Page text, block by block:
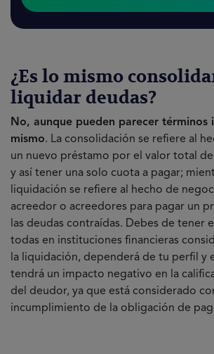
¿Es lo mismo
liquidar deudas?
No, aunque pueden parecer términos
mismo. La consolidación se refiere al
un nuevo préstamo por el valor total
y así tener una solo cuota a pagar;
liquidación se refiere al hecho de
acreedor o acreedores para pagar un
las deudas contraídas. Debes de tener
todas en instituciones financieras
la liquidación, dependerá de tu perfil y
tendrá un impacto negativo en la
del deudor, ya que está considerado
incumplimiento de la obligación de